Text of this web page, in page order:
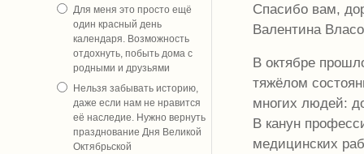
Для меня это просто ещё
один красный день
календаря. Возможность
отдохнуть, побыть дома с
родными и друзьями
Нельзя забывать историю,
даже если нам не нравится
её наследие. Нужно вернуть
празднование Дня Великой
Октябрьской
Спасибо вам,
Валентина
В октябре
тяжёлом
многих людей:
В канун
медицинских